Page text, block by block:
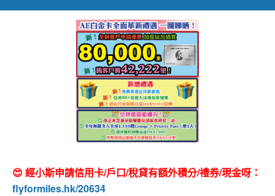
😍 經小斯申請信用卡/戶口/稅貸有額外積分/禮券/現金呀：
flyformiles.hk/20634